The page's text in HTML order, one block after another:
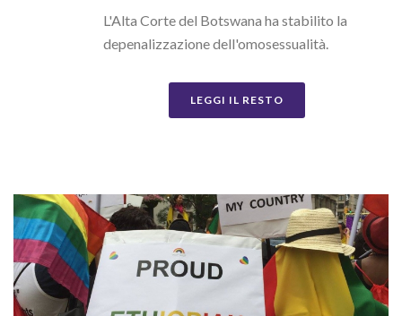
L'Alta Corte del Botswana ha stabilito la
depenalizzazione dell'omosessualità.
LEGGI IL RESTO